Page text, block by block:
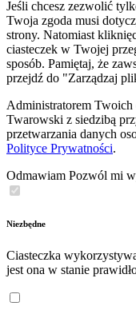
Jeśli chcesz zezwolić
Twoja zgoda musi
strony. Natomiast
ciasteczek w Twojej
sposób. Pamiętaj, że
przejdź do "Zarządzaj
Administratorem
Twarowski z siedzibą
przetwarzania danych
Polityce Prywatności.
Odmawiam Pozwól mi
Niezbędne
Ciasteczka
jest ona w stanie